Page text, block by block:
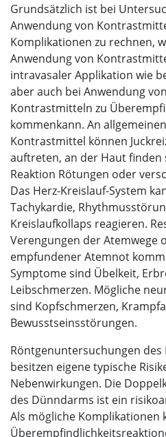
Grundsätzlich ist bei
Anwendung von
Komplikationen zu rechnen,
Anwendung von
intravasaler Applikation wie
aber auch bei Anwendung
Kontrastmitteln zu
kommenkann. An
Kontrastmittel können
auftreten, an der Haut finden
Reaktion Rötungen oder
Das Herz-Kreislauf-System
Tachykardie,
Kreislaufkollaps reagieren.
Verengungen der Atemwege
empfundener Atemnot
Symptome sind Übelkeit,
Leibschmerzen. Mögliche
sind Kopfschmerzen,
Bewusstseinsstörungen.
Röntgenuntersuchungen des
besitzen eigene typische
Nebenwirkungen. Die
des Dünndarms ist ein
Als mögliche Komplikationen